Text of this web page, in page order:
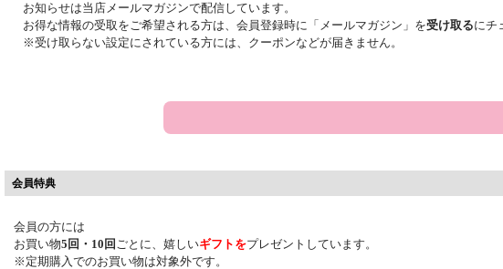
お知らせは当店メールマガジンで配信しています。
お得な情報の受取をご希望される方は、会員登録時に「メールマガジン」を受け取るにチ
※受け取らない設定にされている方には、クーポンなどが届きません。
会員特典
会員の方には
お買い物5回・10回 ごとに、嬉しいギフトをプレゼントしています。
※定期購入でのお買い物は対象外です。